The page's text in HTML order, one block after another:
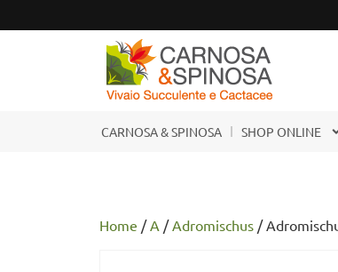
CARNOSA & SPINOSA SHOP ONLINE
Home /A /Adromischus /